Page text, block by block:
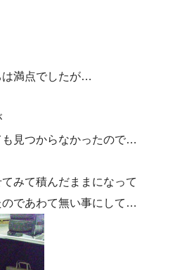
は満点でしたが…
見つからなかったので…
みて積んだままになって
であわて無い事にして…